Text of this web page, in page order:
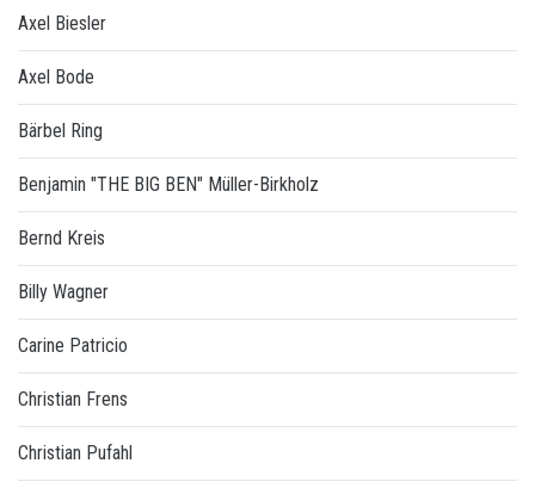
Axel Biesler
Axel Bode
Bärbel Ring
Benjamin "THE BIG BEN" Müller-Birkholz
Bernd Kreis
Billy Wagner
Carine Patricio
Christian Frens
Christian Pufahl